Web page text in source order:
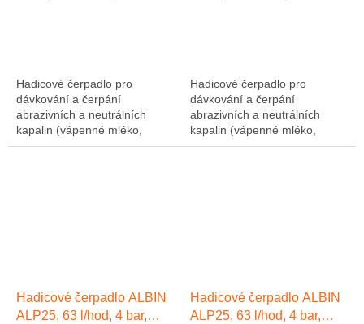
Hadicové čerpadlo pro
dávkování a čerpání
abrazivních a neutrálních
kapalin (vápenné mléko,
abrazivní kaly, atd....). Výkon
Hadicové čerpadlo pro
dávkování a čerpání
abrazivních a neutrálních
kapalin (vápenné mléko,
abrazivní kaly, atd....). Výkon
Hadicové čerpadlo ALBIN
ALP25, 63 l/hod, 4 bar,
Hadicové čerpadlo ALBIN
ALP25, 63 l/hod, 4 bar,